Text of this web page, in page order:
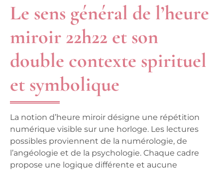
Le sens général de l’heure
miroir 22h22 et son
double contexte spirituel
et symbolique
La notion d’heure miroir désigne une répétition
numérique visible sur une horloge. Les lectures
possibles proviennent de la numérologie, de
l’angéologie et de la psychologie. Chaque cadre
propose une logique différente et aucune